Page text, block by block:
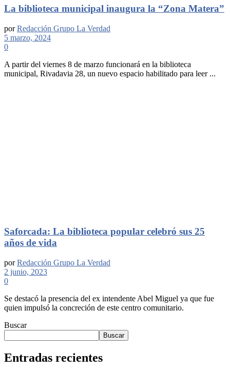
La biblioteca municipal inaugura la “Zona Matera”
por Redacción Grupo La Verdad
5 marzo, 2024
0
A partir del viernes 8 de marzo funcionará en la biblioteca
municipal, Rivadavia 28, un nuevo espacio habilitado para leer ...
Saforcada: La biblioteca popular celebró sus 25
años de vida
por Redacción Grupo La Verdad
2 junio, 2023
0
Se destacó la presencia del ex intendente Abel Miguel ya que fue
quien impulsó la concreción de este centro comunitario.
Buscar
Buscar
Entradas recientes